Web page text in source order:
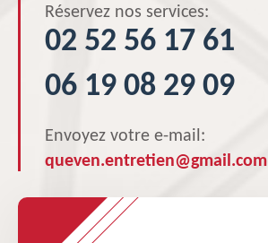
Réservez nos services:
02 52 56 17 61
06 19 08 29 09
Envoyez votre e-mail:
queven.entretien@gmail.com